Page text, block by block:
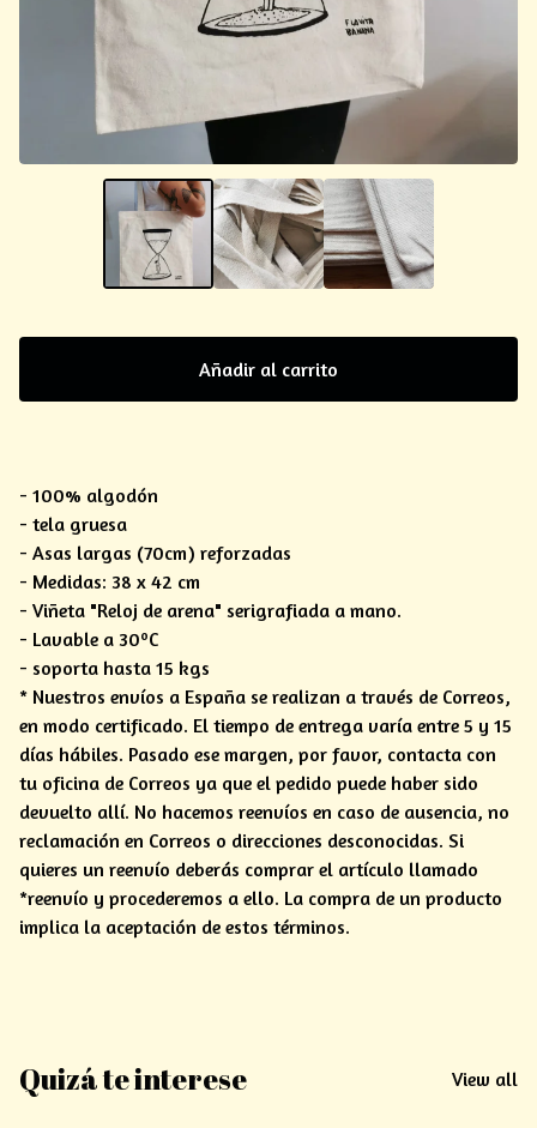
Añadir al carrito
- 100% algodón
- tela gruesa
- Asas largas (70cm) reforzadas
- Medidas: 38 x 42 cm
- Viñeta "Reloj de arena" serigrafiada a mano.
- Lavable a 30ºC
- soporta hasta 15 kgs
* Nuestros envíos a España se realizan a través de Correos,
en modo certificado. El tiempo de entrega varía entre 5 y 15
días hábiles. Pasado ese margen, por favor, contacta con
tu oficina de Correos ya que el pedido puede haber sido
devuelto allí. No hacemos reenvíos en caso de ausencia, no
reclamación en Correos o direcciones desconocidas. Si
quieres un reenvío deberás comprar el artículo llamado
*reenvío y procederemos a ello. La compra de un producto
implica la aceptación de estos términos.
Quizá te interese View all